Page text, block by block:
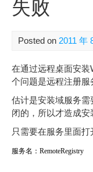
失败
Posted on 2011 年
在通过远程桌面安
个问题是远程注册服
估计是安装域服务
闭的，所以才造成安
只需要在服务里面打
服务名： RemoteRegistry